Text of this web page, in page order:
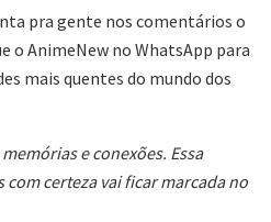
pra gente nos comentários o
o AnimeNew no WhatsApp para
mais quentes do mundo dos
e conexões. Essa
com certeza vai ficar marcada no